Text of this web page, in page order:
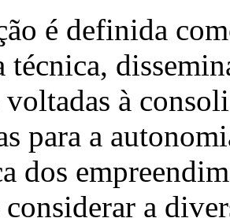
é definida
técnica,
voltadas à
para a
dos
a